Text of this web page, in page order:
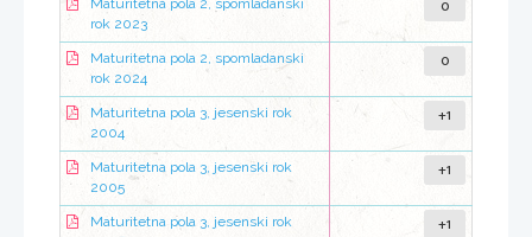
Maturitetna pola 2, spomladanski
rok 2023
0
Maturitetna pola 2, spomladanski
rok 2024
0
Maturitetna pola 3, jesenski rok
2004
+1
Maturitetna pola 3, jesenski rok
2005
+1
Maturitetna pola 3, jesenski rok
+1